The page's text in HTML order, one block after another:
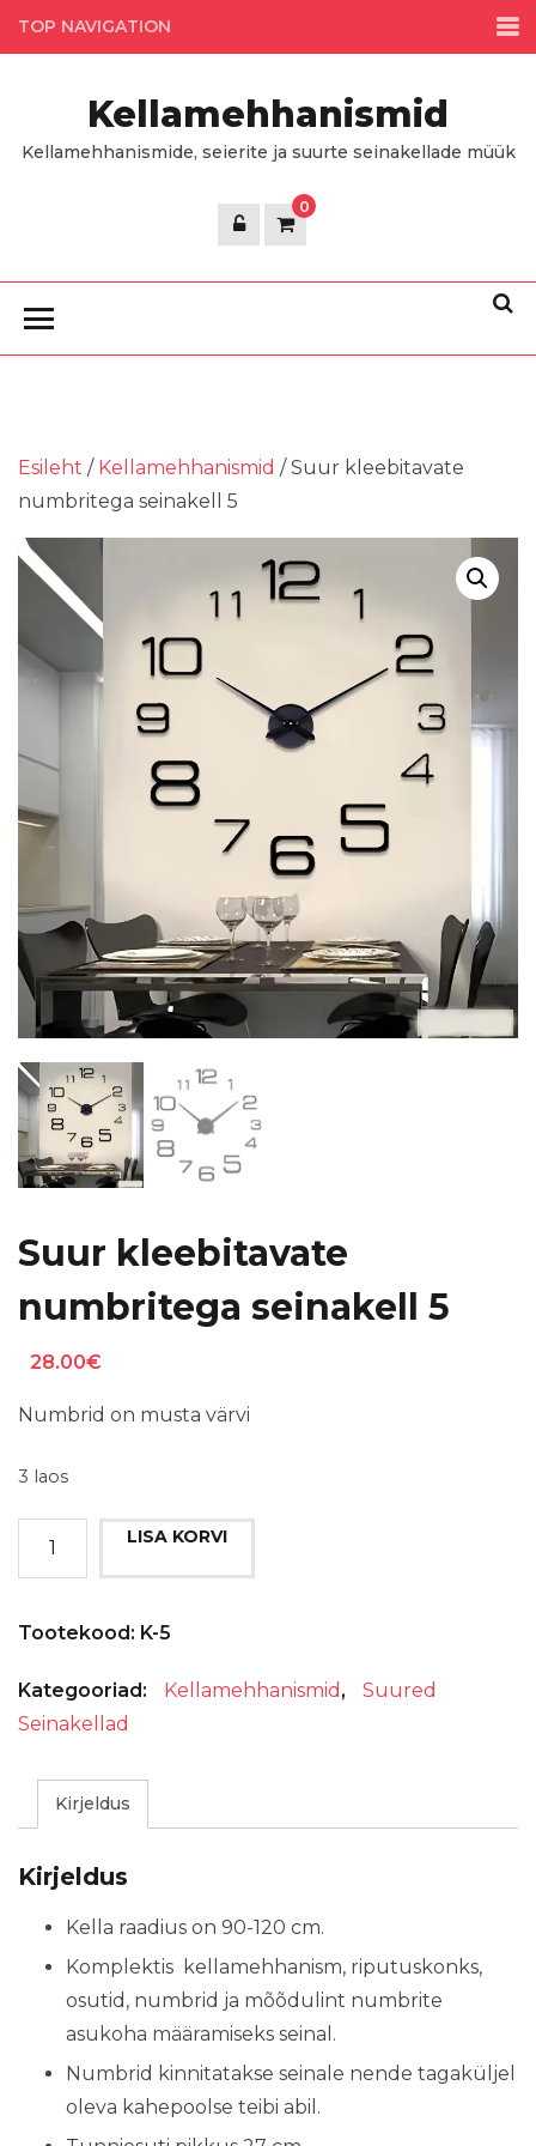
Skip
to
TOP NAVIGATION
Kellamehhanismid
Kellamehhanismide, seierite ja suurte seinakellade müük
0
Esileht / Kellamehhanismid / Suur kleebitavate
numbritega seinakell 5
Suur kleebitavate
numbritega seinakell 5
28.00€
Numbrid on musta värvi
3 laos
seinakell
kogus
LISA KORVI
Tootekood: K-5
Kategooriad: Kellamehhanismid ,
Suured
Seinakellad
Kirjeldus
Kirjeldus
Kella raadius on 90-120 cm.
Komplektis kellamehhanism, riputuskonks,
osutid, numbrid ja mõõdulint numbrite
asukoha määramiseks seinal.
Numbrid kinnitatakse seinale nende tagaküljel
oleva kahepoolse teibi abil.